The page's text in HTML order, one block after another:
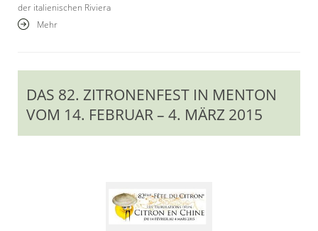
der italienischen Riviera
Mehr
DAS 82. ZITRONENFEST IN MENTON
VOM 14. FEBRUAR – 4. MÄRZ 2015